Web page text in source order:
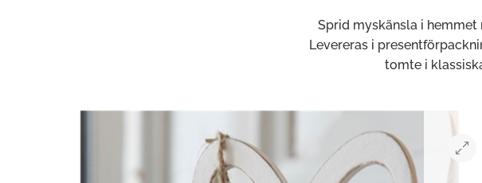
Sprid myskänsla i
Levereras i
tomte i